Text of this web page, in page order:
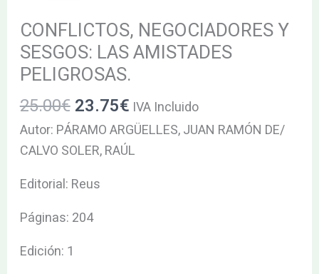
CONFLICTOS, NEGOCIADORES Y
SESGOS: LAS AMISTADES
PELIGROSAS.
25.00€
era:
25.00€.
23.75€
es:
23.75€.
IVA Incluido
Autor: PÁRAMO ARGÜELLES, JUAN RAMÓN DE/
CALVO SOLER, RAÚL
Editorial: Reus
Páginas: 204
Edición: 1
SESGOS:
LAS
AMISTADES
PELIGROSAS.
cantidad